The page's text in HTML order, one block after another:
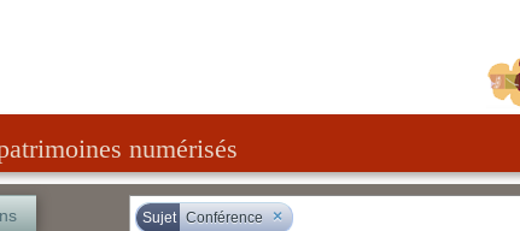
numérisés
Sujet Conférence ×